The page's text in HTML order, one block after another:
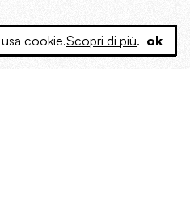
cookie.Scopri di più. ok